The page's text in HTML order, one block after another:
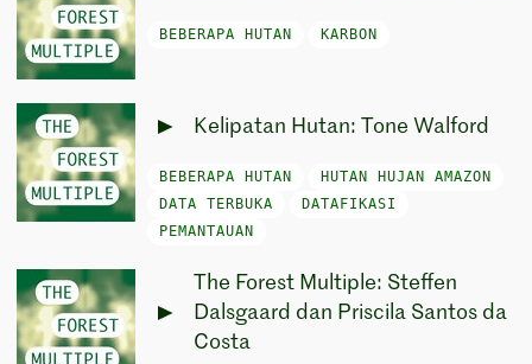
BEBERAPA HUTAN KARBON
Kelipatan Hutan: Tone Walford
BEBERAPA HUTAN
HUTAN HUJAN AMAZON
DATA TERBUKA
DATAFIKASI
PEMANTAUAN
The Forest Multiple: Steffen
Dalsgaard dan Priscila Santos da
Costa